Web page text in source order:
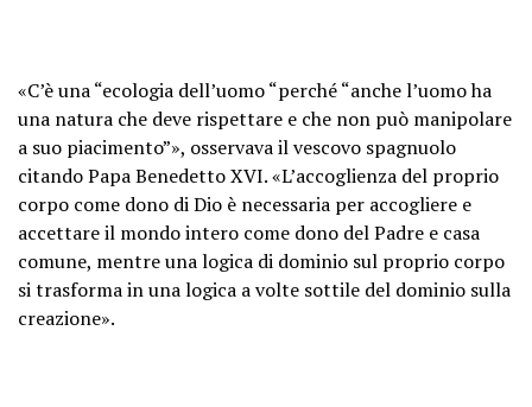
«C’è una “ecologia dell’uomo “perché “anche l’uomo ha
una natura che deve rispettare e che non può manipolare
a suo piacimento”», osservava il vescovo spagnuolo
citando Papa Benedetto XVI. «L’accoglienza del proprio
corpo come dono di Dio è necessaria per accogliere e
accettare il mondo intero come dono del Padre e casa
comune, mentre una logica di dominio sul proprio corpo
si trasforma in una logica a volte sottile del dominio sulla
creazione».